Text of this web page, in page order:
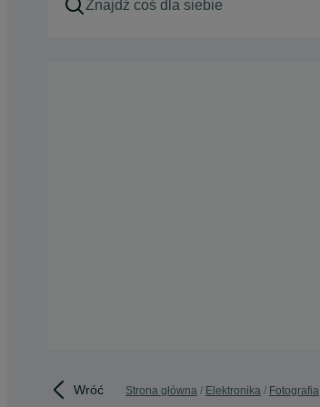
Wróć Strona główna Elektronika Fotografia